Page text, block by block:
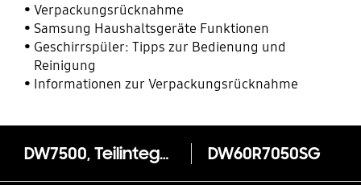
Verpackungsrücknahme
Samsung Haushaltsgeräte Funktionen
Geschirrspüler: Tipps zur Bedienung und
Reinigung
Informationen zur Verpackungsrücknahme
DW7500, Teilintegriert Einbau-Geschirrspüler DW60R7050SG